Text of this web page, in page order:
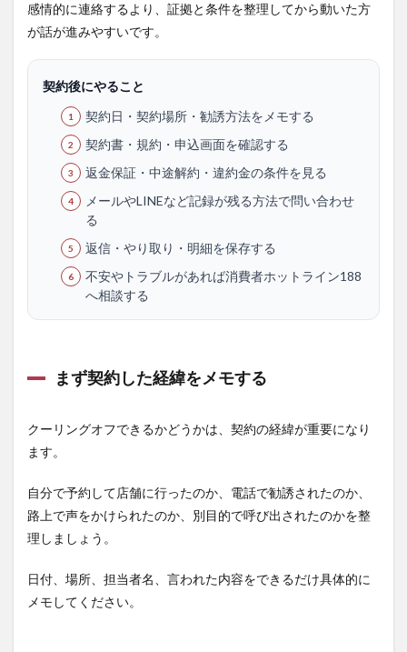
感情的に連絡するより、証拠と条件を整理してから動いた方
が話が進みやすいです。
契約後にやること
契約日・契約場所・勧誘方法をメモする
契約書・規約・申込画面を確認する
返金保証・中途解約・違約金の条件を見る
メールやLINEなど記録が残る方法で問い合わせ
る
返信・やり取り・明細を保存する
不安やトラブルがあれば消費者ホットライン188
へ相談する
まず契約した経緯をメモする
クーリングオフできるかどうかは、契約の経緯が重要になり
ます。
自分で予約して店舗に行ったのか、電話で勧誘されたのか、
路上で声をかけられたのか、別目的で呼び出されたのかを整
理しましょう。
日付、場所、担当者名、言われた内容をできるだけ具体的に
メモしてください。